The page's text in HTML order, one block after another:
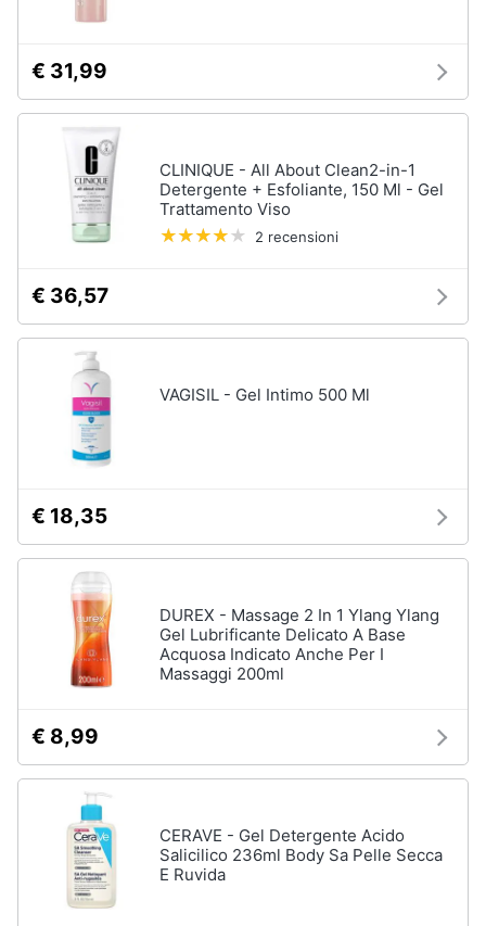
€ 31,99
CLINIQUE - All About Clean2-in-1
Detergente + Esfoliante, 150 Ml - Gel
Trattamento Viso
2 recensioni
€ 36,57
VAGISIL - Gel Intimo 500 Ml
€ 18,35
DUREX - Massage 2 In 1 Ylang Ylang
Gel Lubrificante Delicato A Base
Acquosa Indicato Anche Per I
Massaggi 200ml
€ 8,99
CERAVE - Gel Detergente Acido
Salicilico 236ml Body Sa Pelle Secca
E Ruvida